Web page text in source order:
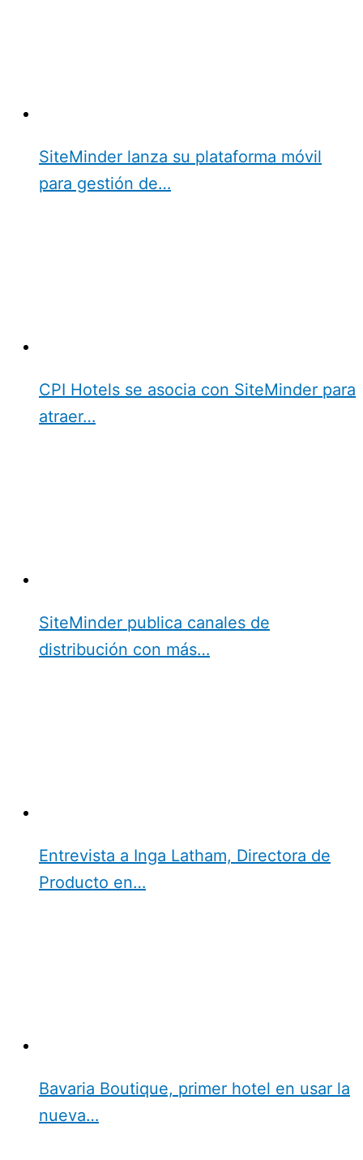
SiteMinder lanza su plataforma móvil
para gestión de…
CPI Hotels se asocia con SiteMinder para
atraer…
SiteMinder publica canales de
distribución con más…
Entrevista a Inga Latham, Directora de
Producto en…
Bavaria Boutique, primer hotel en usar la
nueva…